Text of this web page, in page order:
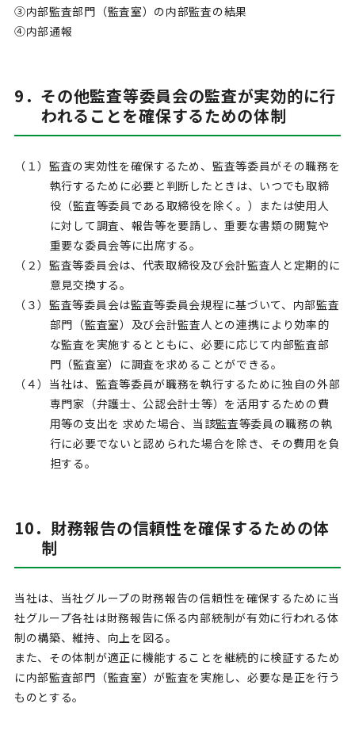
③内部監査部門（監査室）の内部監査の結果
④内部通報
9．その他監査等委員会の監査が実効的に行
われることを確保するための体制
（１）監査の実効性を確保するため、監査等委員がその職務を
執行するために必要と判断したときは、いつでも取締
役（監査等委員である取締役を除く。）または使用人
に対して調査、報告等を要請し、重要な書類の閲覧や
重要な委員会等に出席する。
（２）監査等委員会は、代表取締役及び会計監査人と定期的に
意見交換する。
（３）監査等委員会は監査等委員会規程に基づいて、内部監査
部門（監査室）及び会計監査人との連携により効率的
な監査を実施するとともに、必要に応じて内部監査部
門（監査室）に調査を求めることができる。
（４）当社は、監査等委員が職務を執行するために独自の外部
専門家（弁護士、公認会計士等）を活用するための費
用等の支出を 求めた場合、当該監査等委員の職務の執
行に必要でないと認められた場合を除き、その費用を負
担する。
10．財務報告の信頼性を確保するための体
制
当社は、当社グループの財務報告の信頼性を確保するために当
社グループ各社は財務報告に係る内部統制が有効に行われる体
制の構築、維持、向上を図る。
また、その体制が適正に機能することを継続的に検証するため
に内部監査部門（監査室）が監査を実施し、必要な是正を行う
ものとする。